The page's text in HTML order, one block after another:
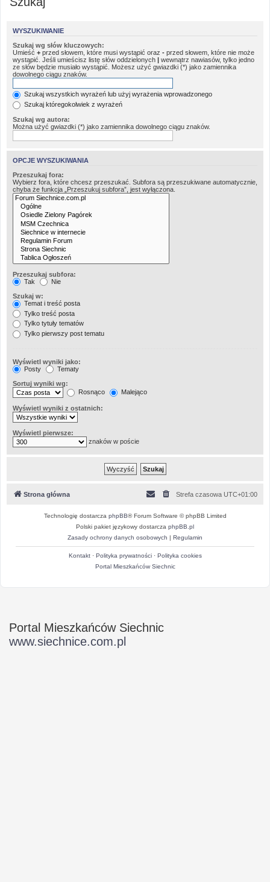
WYSZUKIWANIE
Szukaj wg słów kluczowych:
Umieść + przed słowem, które musi wystąpić oraz - przed słowem, które nie może
wystąpić. Jeśli umieścisz listę słów oddzielonych
wewnątrz nawiasów, tylko jedno
ze słów będzie musiało wystąpić. Możesz użyć gwiazdki (*) jako zamiennika
dowolnego ciągu znaków.
Szukaj wszystkich wyrażeń lub użyj wyrażenia wprowadzonego
Szukaj któregokolwiek z wyrażeń
Szukaj wg autora:
Można użyć gwiazdki (*) jako zamiennika dowolnego ciągu znaków.
OPCJE WYSZUKIWANIA
Przeszukaj fora:
Wybierz fora, które chcesz przeszukać. Subfora są przeszukiwane automatycznie,
chyba że funkcja „Przeszukuj subfora”, jest wyłączona.
Przeszukaj subfora:
Tak
Nie
Szukaj w:
Temat i treść posta
Tylko treść posta
Tylko tytuły tematów
Tylko pierwszy post tematu
Wyświetl wyniki jako:
Posty
Tematy
Sortuj wyniki wg:
Rosnąco
Malejąco
Wyświetl wyniki z ostatnich:
Wyświetl pierwsze:
znaków w poście
Strona główna Strefa czasowa UTC+01:00
Technologię dostarcza phpBB® Forum Software © phpBB Limited
Polski pakiet językowy dostarcza phpBB.pl
Zasady ochrony danych osobowych | Regulamin
Kontakt· Polityka prywatności· Polityka cookies
Portal Mieszkańców Siechnic
Portal Mieszkańców Siechnic
www.siechnice.com.pl